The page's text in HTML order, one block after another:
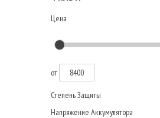
Цена
от
Степень Защиты
Напряжение Аккумулятора